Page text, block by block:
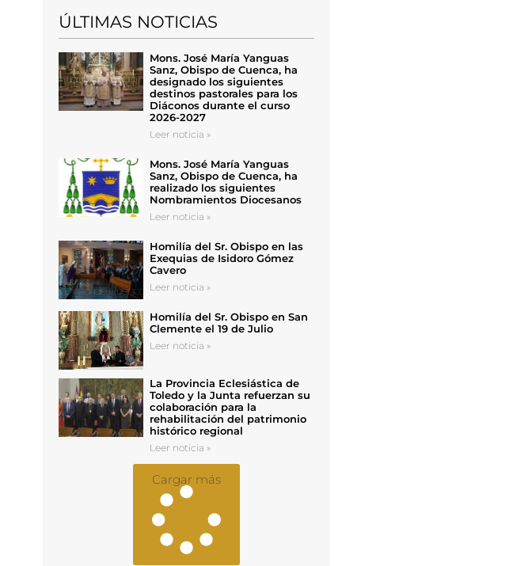
ÚLTIMAS NOTICIAS
Mons. José María Yanguas
Sanz, Obispo de Cuenca, ha
designado los siguientes
destinos pastorales para los
Diáconos durante el curso
2026-2027
Leer noticia »
Mons. José María Yanguas
Sanz, Obispo de Cuenca, ha
realizado los siguientes
Nombramientos Diocesanos
Leer noticia »
Homilía del Sr. Obispo en las
Exequias de Isidoro Gómez
Cavero
Leer noticia »
Homilía del Sr. Obispo en San
Clemente el 19 de Julio
Leer noticia »
La Provincia Eclesiástica de
Toledo y la Junta refuerzan su
colaboración para la
rehabilitación del patrimonio
histórico regional
Leer noticia »
Cargar más